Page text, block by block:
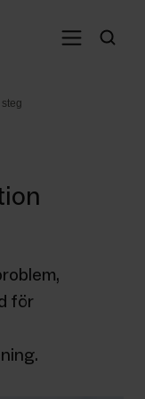
för